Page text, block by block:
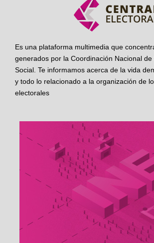
Es una plataforma multimedia que
generados por la Coordinación Nacional de
Social. Te informamos acerca de la vida
y todo lo relacionado a la organización de
electorales